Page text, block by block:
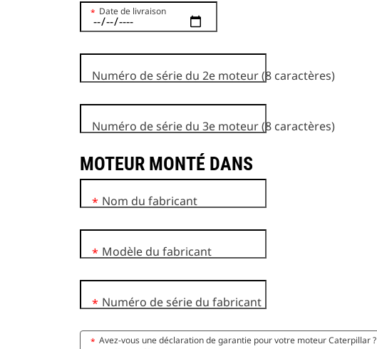
Date de livraison
*
Numéro de série du 2e moteur (8 caractères)
Numéro de série du 3e moteur (8 caractères)
MOTEUR MONTÉ DANS
Nom du fabricant
*
Modèle du fabricant
*
Numéro de série du fabricant
*
Avez-vous une déclaration de garantie pour votre moteur Caterpillar ?
*